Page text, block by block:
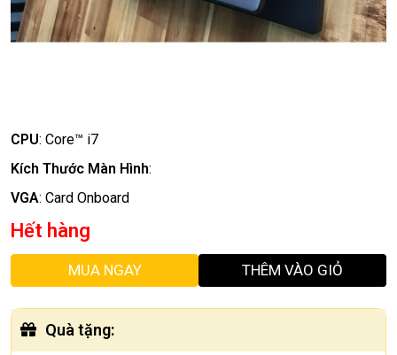
CPU: Core™ i7
Kích Thước Màn Hình:
VGA: Card Onboard
Hết hàng
MUA NGAY THÊM VÀO GIỎ
Quà tặng: